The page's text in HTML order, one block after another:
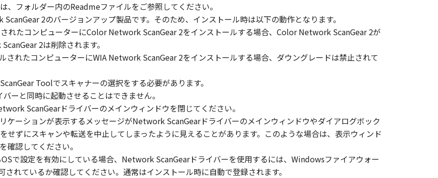
部または一部を修正、改変、逆コンパイル、逆アセンブル、その他リバースエンジニアリング等
のような行為をさせてはなりません。
るキヤノンまたはキヤノンのライセンサーの著作権表示を変更し、除去しもしくは削除してはな
有権は、その内容によりキヤノンまたはキヤノンのライセンサーに帰属します。
国政府より必要な許可等を得ることなしに、「本ソフトウェア」の全部または一部を、直接また
、フォルダー内のReadmeファイルをご参照してください。
2のバージョンアップ製品です。そのため、インストール時は以下の動作となります。
れたコンピューターにColor Network ScanGear 2をインストールする場合、Color Network ScanGear 2が
2は削除されます。
されたコンピューターにWIA Network ScanGear 2をインストールする場合、ダウングレードは禁止されて
Toolでスキャナーの選択をする必要があります。
ーと同時に起動させることはできません。
ScanGearドライバーのメインウィンドウを閉じてください。
ケーションが表示するメッセージがNetwork ScanGearドライバーのメインウィンドウやダイアログボック
せずにスキャンや転送を中止してしまったように見えることがあります。このような場合は、表示ウィンド
確認してください。
で設定を有効にしている場合、Network ScanGearドライバーを使用するには、Windowsファイアウォー
れているか確認してください。通常はインストール時に自動で登録されます。